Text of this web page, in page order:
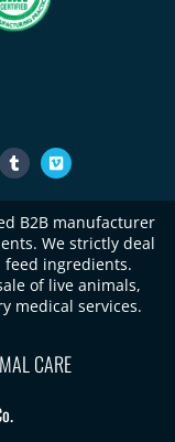
B2B manufacturer
We strictly deal
ingredients.
of live animals,
medical services.
CARE